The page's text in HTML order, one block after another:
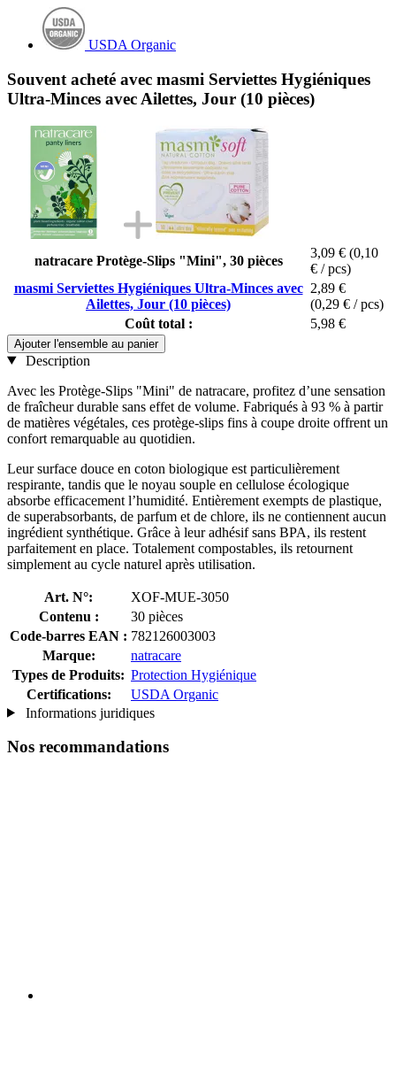
USDA Organic
Souvent acheté avec masmi Serviettes Hygiéniques
Ultra-Minces avec Ailettes, Jour (10 pièces)
natracare Protège-Slips "Mini", 30 pièces
3,09 € (0,10
€ / pcs)
masmi Serviettes Hygiéniques Ultra-Minces avec
Ailettes, Jour (10 pièces)
2,89 €
(0,29 € / pcs)
Coût total :
5,98 €
Ajouter l'ensemble au panier
Description
Avec les Protège-Slips "Mini" de natracare, profitez d’une sensation
de fraîcheur durable sans effet de volume. Fabriqués à 93 % à partir
de matières végétales, ces protège-slips fins à coupe droite offrent un
confort remarquable au quotidien.
Leur surface douce en coton biologique est particulièrement
respirante, tandis que le noyau souple en cellulose écologique
absorbe efficacement l’humidité. Entièrement exempts de plastique,
de superabsorbants, de parfum et de chlore, ils ne contiennent aucun
ingrédient synthétique. Grâce à leur adhésif sans BPA, ils restent
parfaitement en place. Totalement compostables, ils retournent
simplement au cycle naturel après utilisation.
Art. N°:
XOF-MUE-3050
Contenu :
30 pièces
Code-barres EAN : 782126003003
Marque:
natracare
Types de Produits: Protection Hygiénique
Certifications:
USDA Organic
Informations juridiques
Nos recommandations